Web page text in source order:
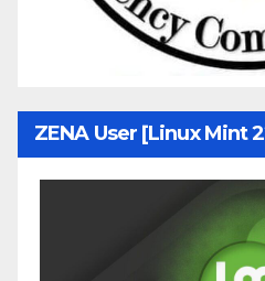
ZENA User [Linux Mint